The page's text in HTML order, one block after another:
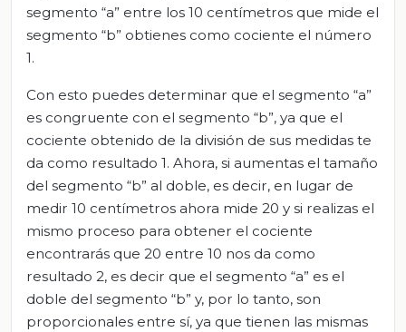
segmento “a” entre los 10 centímetros que mide el
segmento “b” obtienes como cociente el número
1.
Con esto puedes determinar que el segmento “a”
es congruente con el segmento “b”, ya que el
cociente obtenido de la división de sus medidas te
da como resultado 1. Ahora, si aumentas el tamaño
del segmento “b” al doble, es decir, en lugar de
medir 10 centímetros ahora mide 20 y si realizas el
mismo proceso para obtener el cociente
encontrarás que 20 entre 10 nos da como
resultado 2, es decir que el segmento “a” es el
doble del segmento “b” y, por lo tanto, son
proporcionales entre sí, ya que tienen las mismas